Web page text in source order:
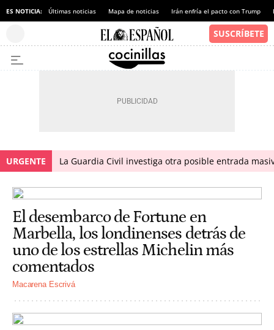
ES NOTICIA: Últimas noticias Mapa de noticias Irán enfría el pacto con Trump
URGENTE La Guardia Civil investiga otra posible entrada
El desembarco de Fortune en
Marbella, los londinenses detrás de
uno de los estrellas Michelin más
comentados
Macarena Escrivá